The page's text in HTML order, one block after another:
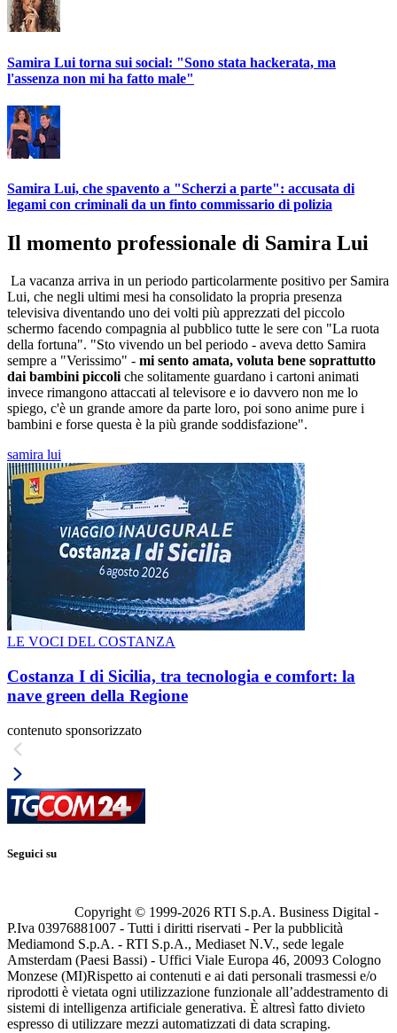
Samira Lui torna sui social: "Sono stata hackerata, ma
l'assenza non mi ha fatto male"
Samira Lui, che spavento a "Scherzi a parte": accusata di
legami con criminali da un finto commissario di polizia
Il momento professionale di Samira Lui
La vacanza arriva in un periodo particolarmente positivo per Samira
Lui, che negli ultimi mesi ha consolidato la propria presenza
televisiva diventando uno dei volti più apprezzati del piccolo
schermo facendo compagnia al pubblico tutte le sere con "La ruota
della fortuna". "Sto vivendo un bel periodo - aveva detto Samira
sempre a "Verissimo" - mi sento amata, voluta bene soprattutto
dai bambini piccoli che solitamente guardano i cartoni animati
invece rimangono attaccati al televisore e io davvero non me lo
spiego, c'è un grande amore da parte loro, poi sono anime pure i
bambini e forse questa è la più grande soddisfazione".
samira lui
LE VOCI DEL COSTANZA
Costanza I di Sicilia, tra tecnologia e comfort: la
nave green della Regione
contenuto sponsorizzato
Seguici su
Copyright © 1999-2026 RTI S.p.A. Business Digital -
P.Iva 03976881007 - Tutti i diritti riservati - Per la pubblicità
Mediamond S.p.A. - RTI S.p.A., Mediaset N.V., sede legale
Amsterdam (Paesi Bassi) - Uffici Viale Europa 46, 20093 Cologno
Monzese (MI)Rispetto ai contenuti e ai dati personali trasmessi e/o
riprodotti è vietata ogni utilizzazione funzionale all’addestramento di
sistemi di intelligenza artificiale generativa. È altresì fatto divieto
espresso di utilizzare mezzi automatizzati di data scraping.